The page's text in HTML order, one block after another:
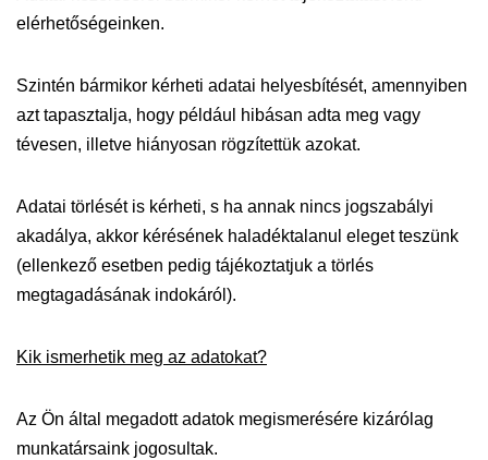
elérhetőségeinken.
Szintén bármikor kérheti adatai helyesbítését, amennyiben
azt tapasztalja, hogy például hibásan adta meg vagy
tévesen, illetve hiányosan rögzítettük azokat.
Adatai törlését is kérheti, s ha annak nincs jogszabályi
akadálya, akkor kérésének haladéktalanul eleget teszünk
(ellenkező esetben pedig tájékoztatjuk a törlés
megtagadásának indokáról).
Kik ismerhetik meg az adatokat?
Az Ön által megadott adatok megismerésére kizárólag
munkatársaink jogosultak.